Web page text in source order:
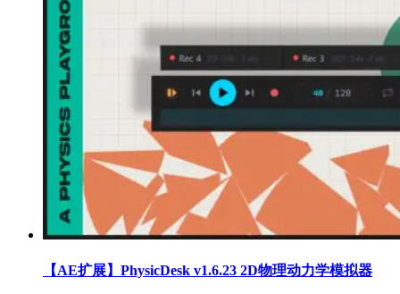
【AE扩展】PhysicDesk v1.6.23 2D物理动力学模拟器